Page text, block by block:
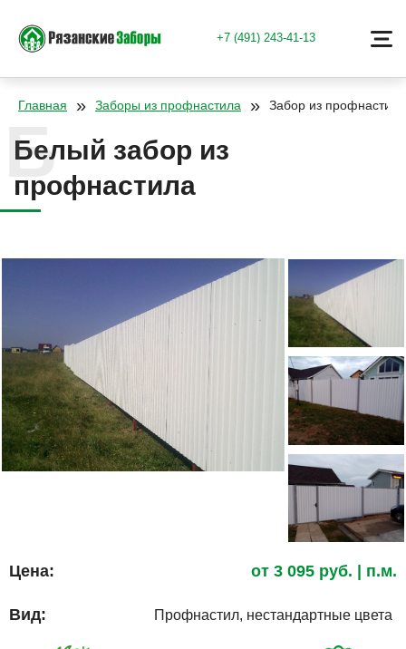
+7 (491) 243-41-13
Главная » Заборы из профнастила » Забор из
Белый забор из
профнастила
Цена: от 3 095 руб. | п.м.
Вид: Профнастил, нестандартные цвета